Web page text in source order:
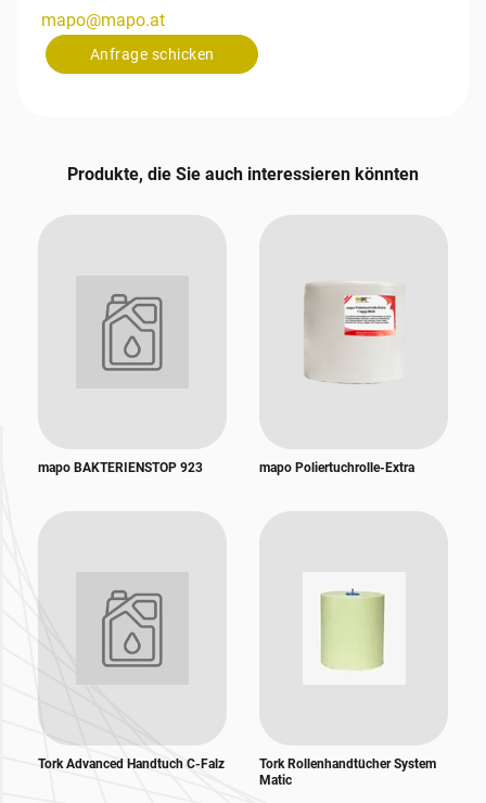
mapo@mapo.at
Anfrage schicken
Produkte, die Sie auch interessieren könnten
mapo BAKTERIENSTOP 923 mapo Poliertuchrolle-Extra
Tork Advanced Handtuch C-Falz
Tork Rollenhandtücher System
Matic